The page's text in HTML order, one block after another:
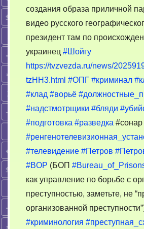
создания образа приличной
видео русского
президент там по
украинец #Шойгу
https://tvzvezda.ru/news/
tzHH3.html #ОПГ #криминал
#клад #ворьё
#надстмотрщики #бляди
#подготовка #разведка #сонар
#телевидение #Петров
#BOP (БОП
как управление по борьбе с
преступностью, заметьте, не
организованной
#криминология